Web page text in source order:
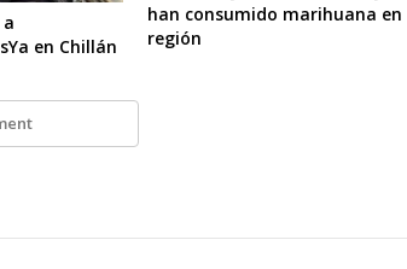
en Chillán
han consumido marihuana en
región